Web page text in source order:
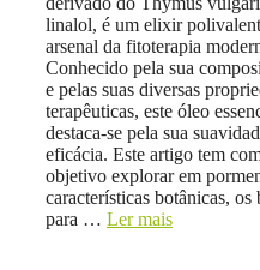
linalol, é um elixir
arsenal da fitoterapia
Conhecido pela sua
e pelas suas diversas
terapêuticas, este óleo
destaca-se pela sua
eficácia. Este artigo tem
objetivo explorar em
características botânicas, os
para … Ler mais